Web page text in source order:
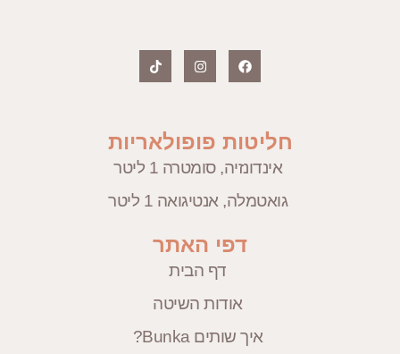
חליטות פופולאריות
אינדונזיה, סומטרה 1 ליטר
גואטמלה, אנטיגואה 1 ליטר
דפי האתר
דף הבית
אודות השיטה
איך שותים Bunka?